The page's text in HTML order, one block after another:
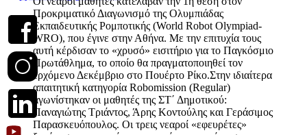
Προκριματικό Διαγωνισμό της Ολυμπιάδας
Εκπαιδευτικής Ρομποτικής (World Robot Olympiad-
WRO), που έγινε στην Αθήνα. Με την επιτυχία τους
αυτή κέρδισαν το «χρυσό» εισιτήριο για το Παγκόσμιο
Πρωτάθλημα, το οποίο θα πραγματοποιηθεί τον
ερχόμενο Δεκέμβριο στο Πουέρτο Ρίκο.Στην ιδιαίτερα
απαιτητική κατηγορία Robomission (Regular)
αγωνίστηκαν οι μαθητές της ΣΤ΄ Δημοτικού:
Παναγιώτης Τριάντος, Άρης Κοντούλης και Γεράσιμος
Παρασκευόπουλος. Οι τρεις νεαροί «εφευρέτες»